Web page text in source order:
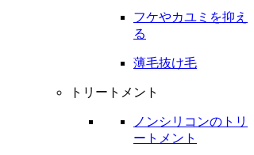
フケやカユミを抑え
る
薄毛抜け毛
トリートメント
ノンシリコンのトリ
ートメント